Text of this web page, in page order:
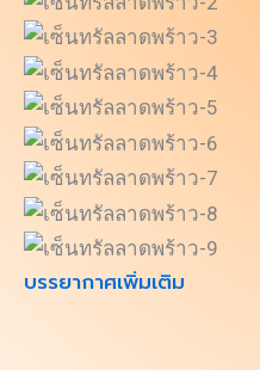
บรรยากาศเพิ่มเติม